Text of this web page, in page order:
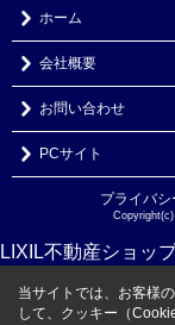
ホーム
会社概要
お問い合わせ
PCサイト
プライバ
LIXIL不動産ショッ
当サイトでは、お客様
して、クッキー（